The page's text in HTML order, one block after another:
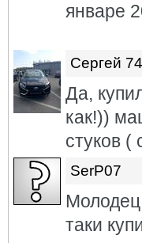
январе
Сергей 74
Да,
как!))
стуков (
SerP07
таки